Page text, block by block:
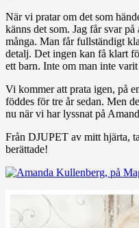
När vi pratar om det som
känns det som. Jag får svar
många. Man får fullständigt
detalj. Det ingen kan få klart
ett barn. Inte om man inte
Vi kommer att prata igen, på
föddes för tre år sedan. Men
nu när vi har lyssnat på
Från DJUPET av mitt hjärta,
berättade!